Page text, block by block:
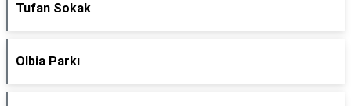
Tufan Sokak
Olbia Parkı